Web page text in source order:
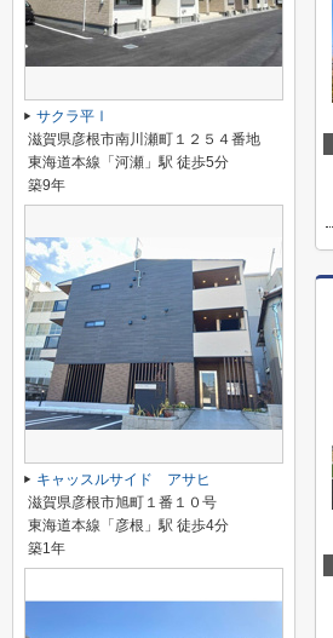
サクラ平Ⅰ
滋賀県彦根市南川瀬町１２５４番地
東海道本線「河瀬」駅 徒歩5分
築9年
キャッスルサイド アサヒ
滋賀県彦根市旭町１番１０号
東海道本線「彦根」駅 徒歩4分
築1年